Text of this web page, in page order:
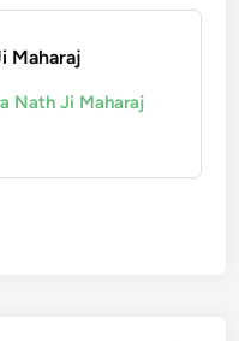
Maharaj
Nath Ji Maharaj